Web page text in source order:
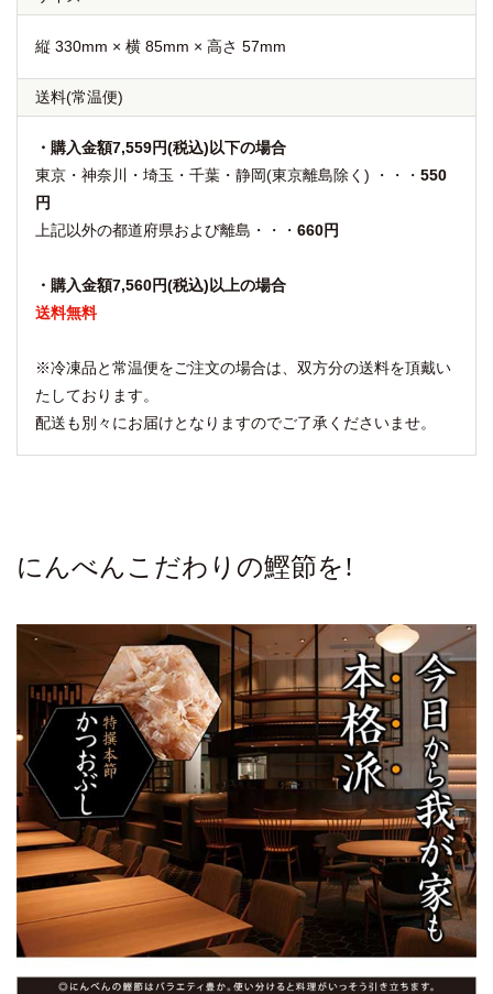
縦 330mm × 横 85mm × 高さ 57mm
送料(常温便)
・購入金額7,559円(税込)以下の場合
東京・神奈川・埼玉・千葉・静岡(東京離島除く) ・・・ 550
円
上記以外の都道府県および離島・・・ 660円
・購入金額7,560円(税込)以上の場合
送料無料
※冷凍品と常温便をご注文の場合は、双方分の送料を頂戴い
たしております。
配送も別々にお届けとなりますのでご了承くださいませ。
にんべんこだわりの鰹節を!